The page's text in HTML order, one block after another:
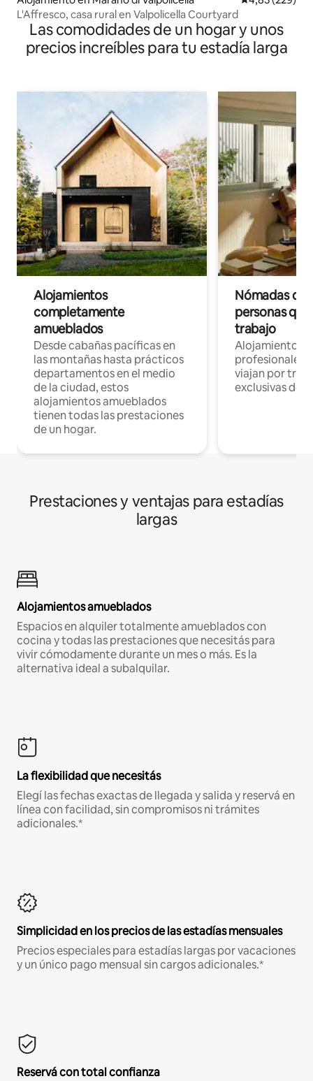
L'Affresco, casa rural en Valpolicella Courtyard
Las comodidades de un hogar y unos
precios increíbles para tu estadía larga
Alojamientos
completamente
amueblados
Desde cabañas pacíficas en
las montañas hasta prácticos
departamentos en el medio
de la ciudad, estos
alojamientos amueblados
tienen todas las prestaciones
de un hogar.
Nómadas
personas
trabajo
Alojamientos
profesionales
viajan por
exclusivas de
Prestaciones y ventajas para estadías
largas
Alojamientos amueblados
Espacios en alquiler totalmente amueblados con
cocina y todas las prestaciones que necesitás para
vivir cómodamente durante un mes o más. Es la
alternativa ideal a subalquilar.
La flexibilidad que necesitás
Elegí las fechas exactas de llegada y salida y reservá en
línea con facilidad, sin compromisos ni trámites
adicionales.*
Simplicidad en los precios de las estadías mensuales
Precios especiales para estadías largas por vacaciones
y un único pago mensual sin cargos adicionales.*
Reservá con total confianza